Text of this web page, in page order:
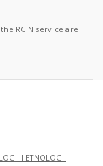
RCIN service are
I ETNOLOGII